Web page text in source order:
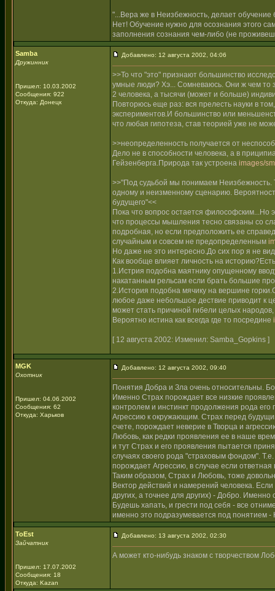
"...Вера же в Неизбежность, делает обучение
Нет! Обучение нужно для осознания этого
заполнения сознания чем-либо (не
Samba
Дружинник
Пришел: 10.03.2002
Сообщения: 922
Откуда: Донецк
Добавлено: 12 августа 2002, 04:06
>>То что "это" признают большинство
умные люди? Хэ... Сомневаюсь. Они ж чем то
2 человека, а тысячи (может и больше)
Повторюсь еще раз: вся прелесть науки в
экспериментов.И большинство или
что любая гипотеза, став теорией уже не
>>неопределенность получается от
Дело не в способности человека, а в
Гейзенберга.Природа так устроена images/
>>"Под судьбой мы понимаем Неизбежность.
одному и неизменному сценарию.
будущего"<<
Пока что вопрос остается философским...Но
что процессы мышления тесно связаны со
подробная, но если предположить ее
случайным и совсем не предопределенным
Но даже не это интересно.До сих пор я не
Как вообще влияет личность на
1.Истрия подобна маятнику опущенному
накатанным рельсам если брать большие
2.История подобна мячику на вершине
любое даже небольшое дествие приводит к
может стать причиной гибели целых
Вероятно истина как всегда где то посредине
[ 12 августа 2002: Изменил: Samba_Gopkins ]
MGK
Охотник
Пришел: 04.06.2002
Сообщения: 62
Откуда: Харьков
Добавлено: 12 августа 2002, 09:40
Понятия Добра и Зла очень относительны.
Именно Страх порождает все низкие
контролем и инстинкт продолжения рода
Агрессию к окружающим. Страх перед
счете, порождает неверие в Творца и
Любовь, как редки проявления ее в наше
и тут Страх и его проявления пытается
случаях своего рода "страховым фондом".
порождает Агрессию, в случае если
Таким образом, Страх и Любовь, тоже
Вектор действий и намерений человека.
других, а точнее для других) - Добро.
Будешь хапать, и грести под себя - все
именно это подразумевается под понятием -
ToEst
Зайчатник
Пришел: 17.07.2002
Сообщения: 18
Откуда: Kazan
Добавлено: 13 августа 2002, 02:30
А может кто-нибудь знаком с творчеством